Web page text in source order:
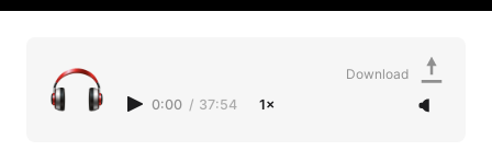
0:00 / 37:54 1×
Download